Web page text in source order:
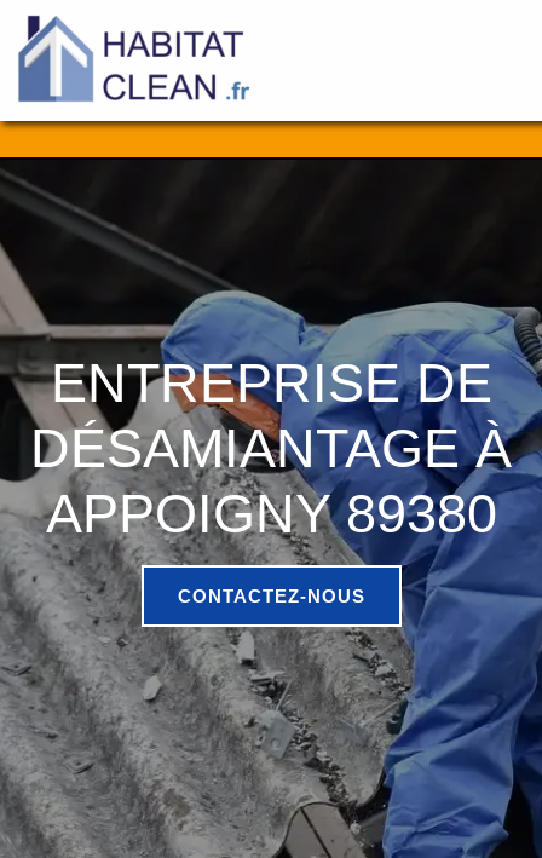
Aller
ENTREPRISE DE
DÉSAMIANTAGE À
APPOIGNY 89380
CONTACTEZ-NOUS